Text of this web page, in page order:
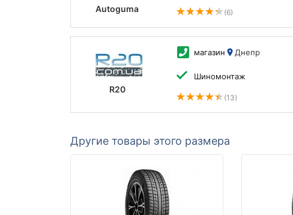
Autoguma (6)
R20
магазин Днепр
Шиномонтаж
(13)
Другие товары этого размера